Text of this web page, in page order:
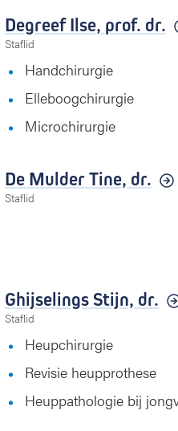
Degreef Ilse, prof. dr.
Staflid
Handchirurgie
Elleboogchirurgie
Microchirurgie
De Mulder Tine, dr.
Staflid
Ghijselings Stijn, dr.
Staflid
Heupchirurgie
Revisie heupprothese
Heuppathologie bij